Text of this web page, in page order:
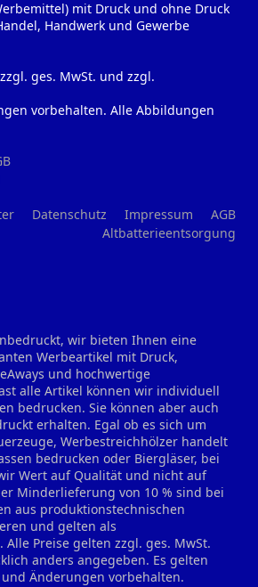
mit Druck und ohne Druck
Handwerk und Gewerbe
ges. MwSt. und zzgl.
vorbehalten. Alle Abbildungen
Datenschutz Impressum
AGB
Altbatterieentsorgung
wir bieten Ihnen eine
Werbeartikel mit Druck,
und hochwertige
alle Artikel können wir individuell
bedrucken. Sie können aber auch
erhalten. Egal ob es sich um
Werbestreichhölzer handelt
bedrucken oder Biergläser, bei
Wert auf Qualität und nicht auf
Minderlieferung von 10 % sind bei
aus produktionstechnischen
und gelten als
Preise gelten zzgl. ges. MwSt.
anders angegeben. Es gelten
Änderungen vorbehalten.